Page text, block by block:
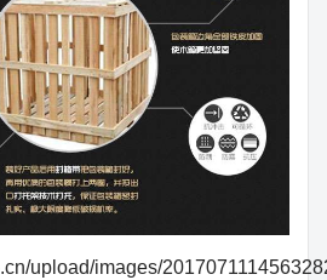
upload/images/